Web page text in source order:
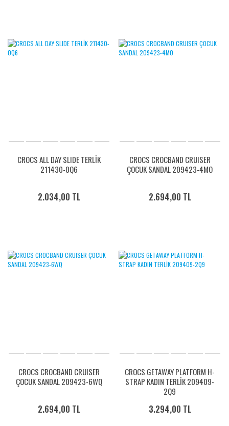
CROCS ALL DAY SLIDE TERLİK
211430-0Q6
2.034,00 TL
CROCS CROCBAND CRUISER
ÇOCUK SANDAL 209423-4MO
2.694,00 TL
CROCS CROCBAND CRUISER
ÇOCUK SANDAL 209423-6WQ
2.694,00 TL
CROCS GETAWAY PLATFORM H-
STRAP KADIN TERLİK 209409-
2Q9
3.294,00 TL